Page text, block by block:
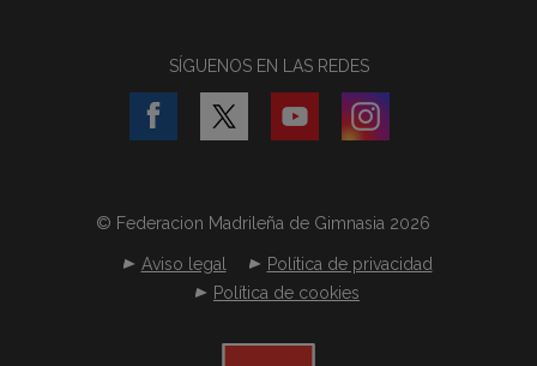
SÍGUENOS EN LAS REDES
© Federacion Madrileña de Gimnasia 2026
Aviso legal
Política de privacidad
Política de cookies